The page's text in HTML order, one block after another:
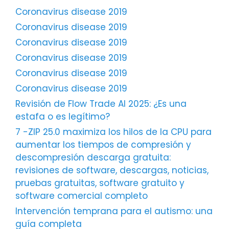
Coronavirus disease 2019
Coronavirus disease 2019
Coronavirus disease 2019
Coronavirus disease 2019
Coronavirus disease 2019
Coronavirus disease 2019
Revisión de Flow Trade AI 2025: ¿Es una
estafa o es legítimo?
7 -ZIP 25.0 maximiza los hilos de la CPU para
aumentar los tiempos de compresión y
descompresión descarga gratuita:
revisiones de software, descargas, noticias,
pruebas gratuitas, software gratuito y
software comercial completo
Intervención temprana para el autismo: una
guía completa